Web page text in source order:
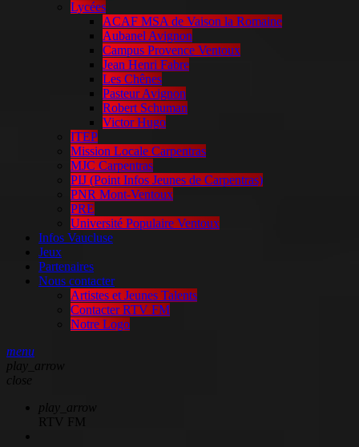
Lycées
ACAF MSA de Vaison la Romaine
Aubanel Avignon
Campus Provence Ventoux
Jean Henri Fabre
Les Chênes
Pasteur Avignon
Robert Schuman
Victor Hugo
ITEP
Mission Locale Carpentras
MJC Carpentras
PIJ (Point Infos Jeunes de Carpentras)
PNR Mont-Ventoux
PRE
Université Populaire Ventoux
Infos Vaucluse
Jeux
Partenaires
Nous contacter
Artistes et Jeunes Talents
Contacter RTV FM
Notre Logo
menu
play_arrow
close
play_arrow
RTV FM